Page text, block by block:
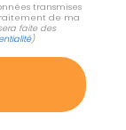
transmises
de ma
faite des
)